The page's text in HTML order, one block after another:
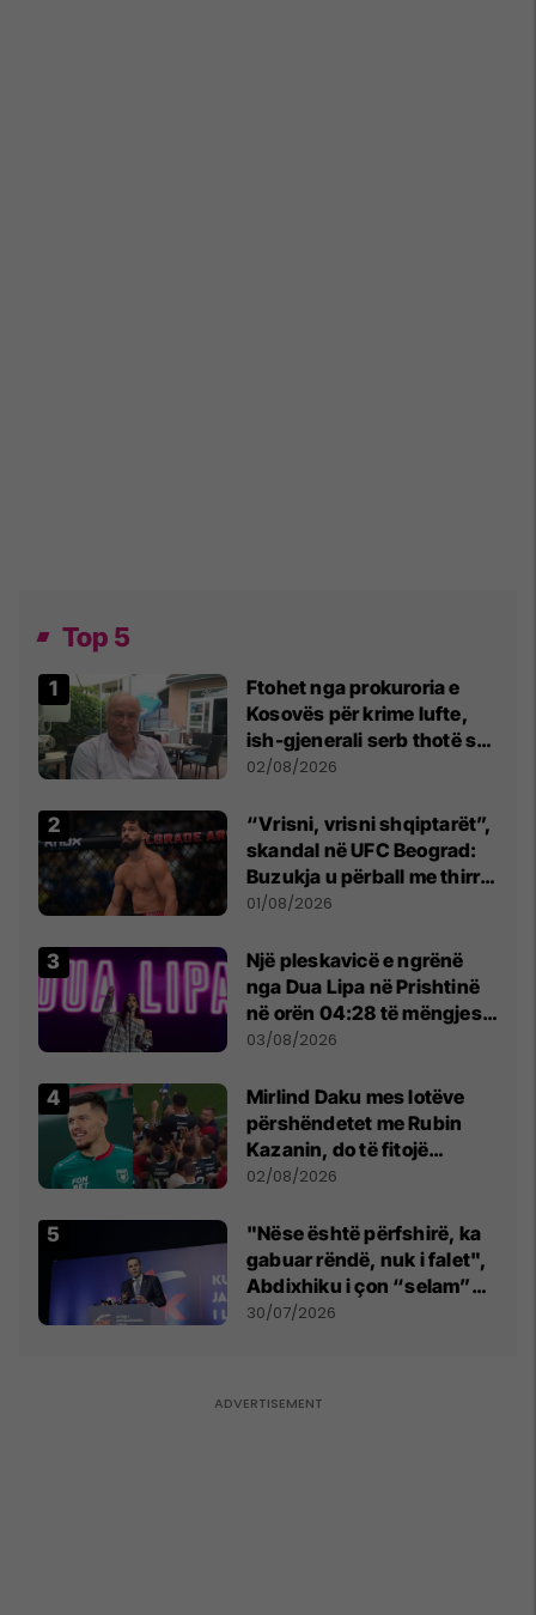
Top 5
Ftohet nga prokuroria e
Kosovës për krime lufte,
ish-gjenerali serb thotë se
dikush e tradhtoi në
02/08/2026
“Vrisni, vrisni shqiptarët”,
skandal në UFC Beograd:
Buzukja u përball me thirrje
anti-shqiptare nga
01/08/2026
Një pleskavicë e ngrënë
nga Dua Lipa në Prishtinë
në orën 04:28 të mëngjesit
- dhe bota digjitale serbe
03/08/2026
Mirlind Daku mes lotëve
përshëndetet me Rubin
Kazanin, do të fitojë
miliona te Spartak Moska
02/08/2026
"Nëse është përfshirë, ka
gabuar rëndë, nuk i falet",
Abdixhiku i çon “selam”
Përparim Ramës
30/07/2026